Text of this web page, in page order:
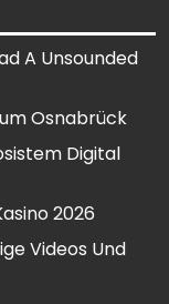
A Unsounded
Osnabrück
Digital
2026
Videos Und